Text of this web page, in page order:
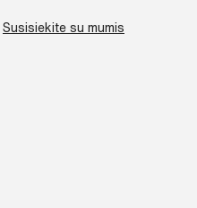
Susisiekite su mumis